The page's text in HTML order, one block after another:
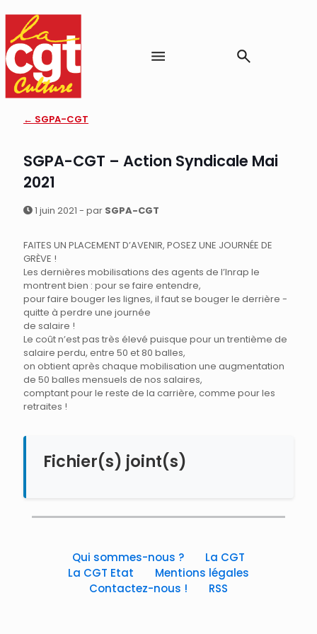
← SGPA-CGT
SGPA-CGT – Action Syndicale Mai
2021
1 juin 2021 - par SGPA-CGT
FAITES UN PLACEMENT D’AVENIR, POSEZ UNE JOURNÉE DE
GRÈVE !
Les dernières mobilisations des agents de l’Inrap le
montrent bien : pour se faire entendre,
pour faire bouger les lignes, il faut se bouger le derrière -
quitte à perdre une journée
de salaire !
Le coût n’est pas très élevé puisque pour un trentième de
salaire perdu, entre 50 et 80 balles,
on obtient après chaque mobilisation une augmentation
de 50 balles mensuels de nos salaires,
comptant pour le reste de la carrière, comme pour les
retraites !
Fichier(s) joint(s)
Qui sommes-nous ?
La CGT
La CGT Etat
Mentions légales
Contactez-nous !
RSS